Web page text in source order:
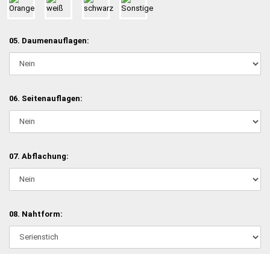
05. Daumenauflagen:
06. Seitenauflagen:
07. Abflachung:
08. Nahtform: